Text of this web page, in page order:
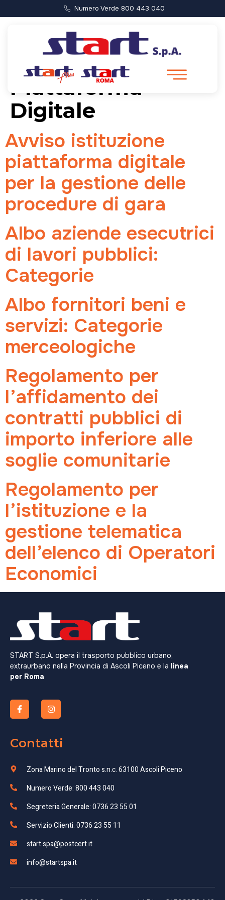
Numero Verde 800 443 040
Categoria:
Piattaforma
Digitale
Avviso istituzione
piattaforma digitale
per la gestione delle
procedure di gara
Albo aziende esecutrici
di lavori pubblici:
Categorie
Albo fornitori beni e
servizi: Categorie
merceologiche
Regolamento per
l’affidamento dei
contratti pubblici di
importo inferiore alle
soglie comunitarie
Regolamento per
l’istituzione e la
gestione telematica
dell’elenco di Operatori
Economici
START S.p.A. opera il trasporto pubblico urbano,
extraurbano nella Provincia di Ascoli Piceno e la linea
per Roma
Contatti
Zona Marino del Tronto s.n.c. 63100 Ascoli Piceno
Numero Verde: 800 443 040
Segreteria Generale: 0736 23 55 01
Servizio Clienti: 0736 23 55 11
start.spa@postcert.it
info@startspa.it